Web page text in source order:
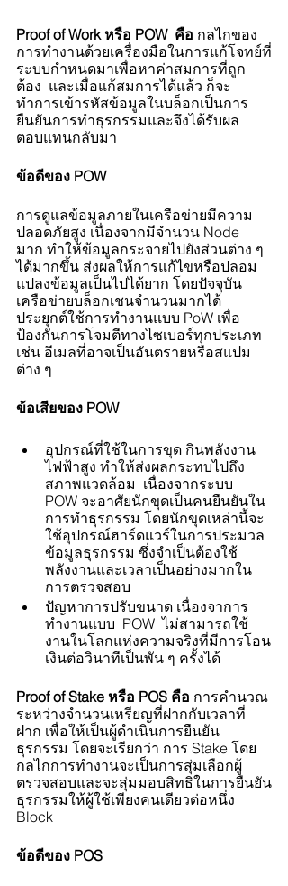
Proof of Work หรือ POW  คือ กลไกของ
การทำงานด้วยเครื่องมือในการแก้โจทย์ที่
ระบบกำหนดมาเพื่อหาค่าสมการที่ถูก
ต้อง  และเมื่อแก้สมการได้แล้ว ก็จะ
ทำการเข้ารหัสข้อมูลในบล็อกเป็นการ
ยืนยันการทำธุรกรรมและจึงได้รับผล
ตอบแทนกลับมา
ข้อดีของ POW
การดูแลข้อมูลภายในเครือข่ายมีความ
ปลอดภัยสูง เนื่องจากมีจำนวน Node
มาก ทำให้ข้อมูลกระจายไปยังส่วนต่าง ๆ
ได้มากขึ้น ส่งผลให้การแก้ไขหรือปลอม
แปลงข้อมูลเป็นไปได้ยาก โดยปัจจุบัน
เครือข่ายบล็อกเชนจำนวนมากได้
ประยุกต์ใช้การทำงานแบบ PoW เพื่อ
ป้องกันการโจมตีทางไซเบอร์ทุกประเภท
เช่น อีเมลที่อาจเป็นอันตรายหรือสแปม
ต่าง ๆ
ข้อเสียของ POW
อุปกรณ์ที่ใช้ในการขุด กินพลังงาน
ไฟฟ้าสูง ทำให้ส่งผลกระทบไปถึง
สภาพแวดล้อม  เนื่องจากระบบ
POW จะอาศัยนักขุดเป็นคนยืนยันใน
การทำธุรกรรม โดยนักขุดเหล่านี้จะ
ใช้อุปกรณ์ฮาร์ดแวร์ในการประมวล
ข้อมูลธุรกรรม ซึ่งจำเป็นต้องใช้
พลังงานและเวลาเป็นอย่างมากใน
การตรวจสอบ
ปัญหาการปรับขนาด เนื่องจาการ
ทำงานแบบ  POW  ไม่สามารถใช้
งานในโลกแห่งความจริงที่มีการโอน
เงินต่อวินาทีเป็นพัน ๆ ครั้งได้
Proof of Stake หรือ POS คือ การคำนวณ
ระหว่างจำนวนเหรียญที่ฝากกับเวลาที่
ฝาก เพื่อให้เป็นผู้ดำเนินการยืนยัน
ธุรกรรม โดยจะเรียกว่า การ Stake โดย
กลไกการทำงานจะเป็นการสุ่มเลือกผู้
ตรวจสอบและจะสุ่มมอบสิทธิในการยืนยัน
ธุรกรรมให้ผู้ใช้เพียงคนเดียวต่อหนึ่ง
Block
ข้อดีของ POS